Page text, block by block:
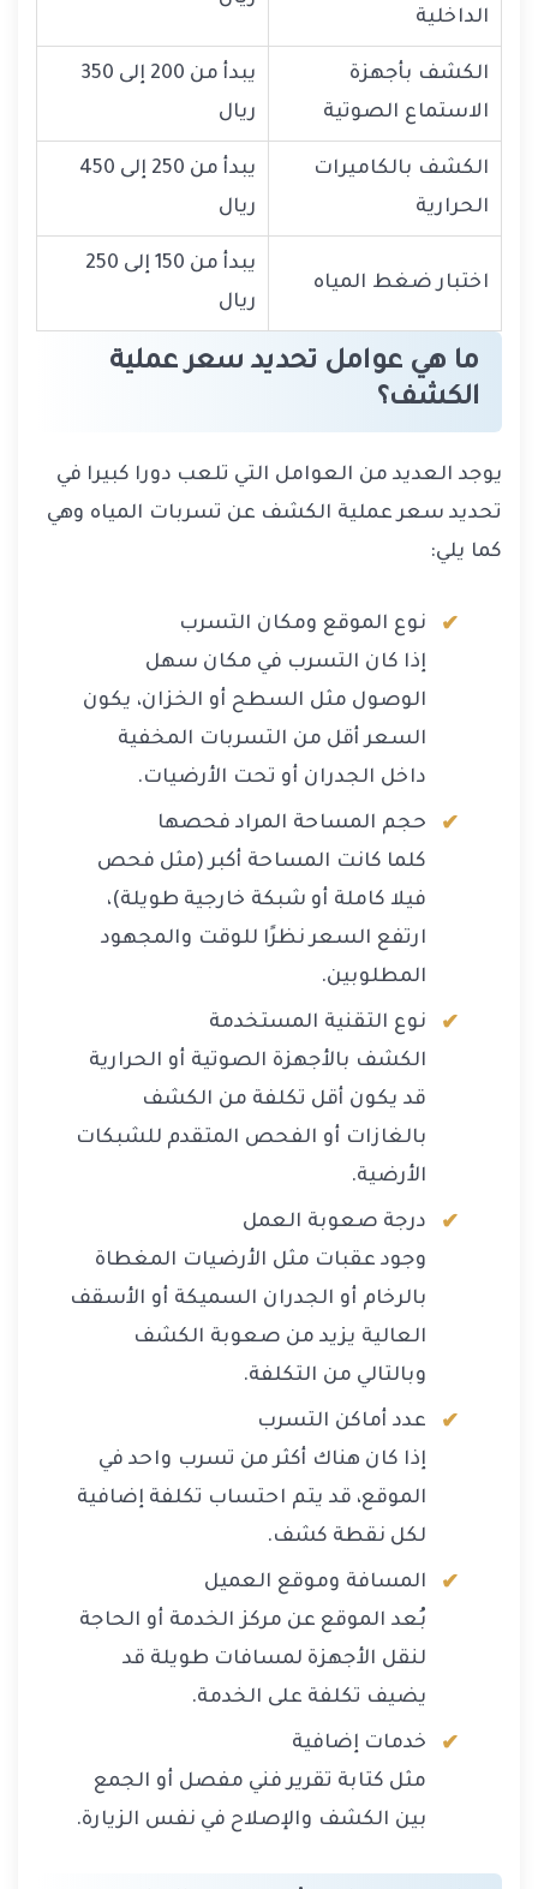
الداخلية
الكشف بأجهزة
الاستماع الصوتية
يبدأ من 200 إلى 350
ريال
الكشف بالكاميرات
الحرارية
يبدأ من 250 إلى 450
ريال
اختبار ضغط المياه
يبدأ من 150 إلى 250
ريال
ما هي عوامل تحديد سعر عملية
الكشف؟
يوجد العديد من العوامل التي تلعب دورا كبيرا في
تحديد سعر عملية الكشف عن تسربات المياه وهي
كما يلي:
نوع الموقع ومكان التسرب
إذا كان التسرب في مكان سهل
الوصول مثل السطح أو الخزان، يكون
السعر أقل من التسربات المخفية
داخل الجدران أو تحت الأرضيات.
حجم المساحة المراد فحصها
كلما كانت المساحة أكبر (مثل فحص
فيلا كاملة أو شبكة خارجية طويلة)،
ارتفع السعر نظرًا للوقت والمجهود
المطلوبين.
نوع التقنية المستخدمة
الكشف بالأجهزة الصوتية أو الحرارية
قد يكون أقل تكلفة من الكشف
بالغازات أو الفحص المتقدم للشبكات
الأرضية.
درجة صعوبة العمل
وجود عقبات مثل الأرضيات المغطاة
بالرخام أو الجدران السميكة أو الأسقف
العالية يزيد من صعوبة الكشف
وبالتالي من التكلفة.
عدد أماكن التسرب
إذا كان هناك أكثر من تسرب واحد في
الموقع، قد يتم احتساب تكلفة إضافية
لكل نقطة كشف.
المسافة وموقع العميل
بُعد الموقع عن مركز الخدمة أو الحاجة
لنقل الأجهزة لمسافات طويلة قد
يضيف تكلفة على الخدمة.
خدمات إضافية
مثل كتابة تقرير فني مفصل أو الجمع
بين الكشف والإصلاح في نفس الزيارة.